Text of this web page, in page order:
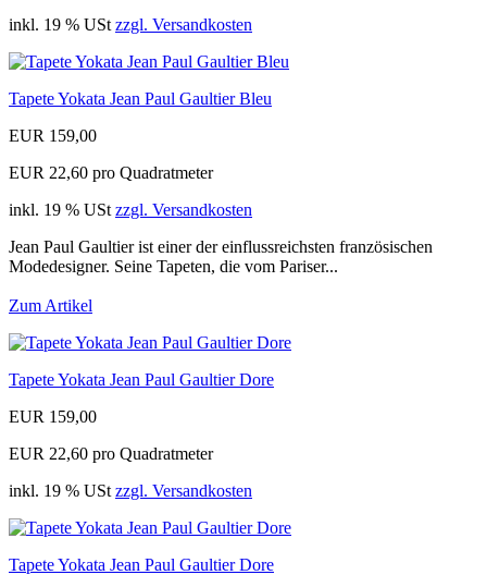
inkl. 19 % USt zzgl. Versandkosten
Tapete Yokata Jean Paul Gaultier Bleu
EUR 159,00
EUR 22,60 pro Quadratmeter
inkl. 19 % USt zzgl. Versandkosten
Jean Paul Gaultier ist einer der einflussreichsten französischen
Modedesigner. Seine Tapeten, die vom Pariser...
Zum Artikel
Tapete Yokata Jean Paul Gaultier Dore
EUR 159,00
EUR 22,60 pro Quadratmeter
inkl. 19 % USt zzgl. Versandkosten
Tapete Yokata Jean Paul Gaultier Dore